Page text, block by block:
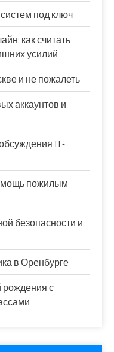
под ключ
как считать
усилий
и не пожалеть
аккаунтов и
IT-
пожилым
безопасности и
в Оренбурге
рождения с